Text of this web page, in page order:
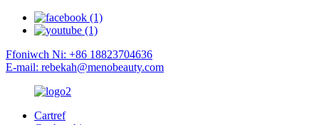
Ffoniwch Ni: +86 18823704636
E-mail: rebekah@menobeauty.com
Cartref